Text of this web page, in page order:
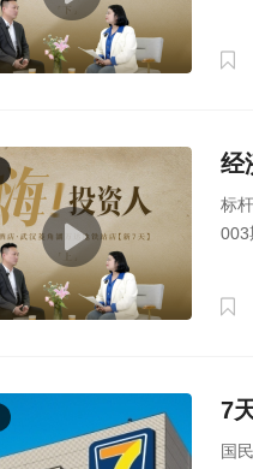
经
标
003
7
国